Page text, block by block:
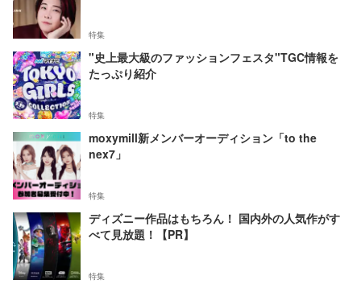
特集
"史上最大級のファッションフェスタ"TGC情報を
たっぷり紹介
特集
moxymill新メンバーオーディション「to the
nex7」
特集
ディズニー作品はもちろん！ 国内外の人気作がす
べて見放題！【PR】
特集